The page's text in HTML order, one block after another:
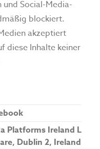
Social-Media-
blockiert.
akzeptiert
diese Inhalte keiner
Platforms Ireland
Dublin 2, Ireland